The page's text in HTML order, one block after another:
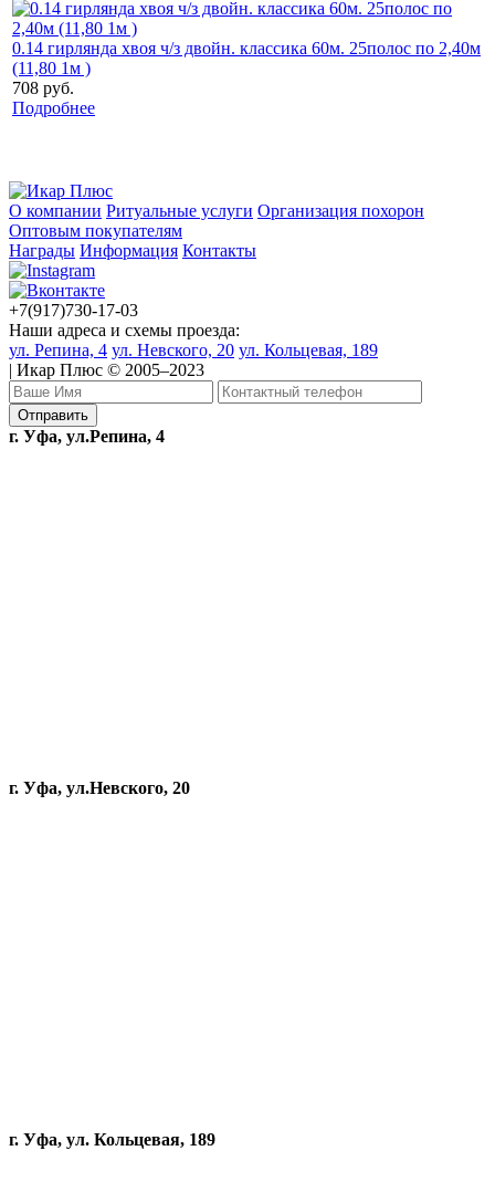
0.14 гирлянда хвоя ч/з двойн. классика 60м. 25полос по 2,40м
(11,80 1м )
708 руб.
Подробнее
О компании Ритуальные услуги Организация похорон
Оптовым покупателям
Награды Информация Контакты
+7(917)730-17-03
Наши адреса и схемы проезда:
ул. Репина, 4 ул. Невского, 20 ул. Кольцевая, 189
| Икар Плюс © 2005–2023
г. Уфа, ул.Репина, 4
г. Уфа, ул.Невского, 20
г. Уфа, ул. Кольцевая, 189